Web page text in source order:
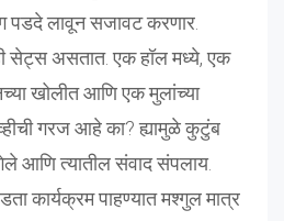
पडदे लावून सजावट करणार.
सेट्स असतात. एक हॉल मध्ये, एक
खोलीत आणि एक मुलांच्या
गरज आहे का? ह्यामुळे कुटुंब
आणि त्यातील संवाद संपलाय.
कार्यक्रम पाहण्यात मश्गुल मात्र